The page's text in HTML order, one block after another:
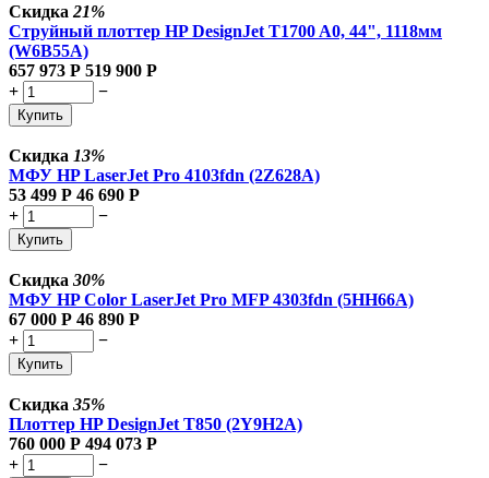
Скидка 21%
Струйный плоттер HP DesignJet T1700 A0, 44", 1118мм
(W6B55A)
657 973 Р 519 900 Р
+
−
Купить
Скидка 13%
МФУ HP LaserJet Pro 4103fdn (2Z628A)
53 499 Р 46 690 Р
+
−
Купить
Скидка 30%
МФУ HP Color LaserJet Pro MFP 4303fdn (5HH66A)
67 000 Р 46 890 Р
+
−
Купить
Скидка 35%
Плоттер HP DesignJet T850 (2Y9H2A)
760 000 Р 494 073 Р
+
−